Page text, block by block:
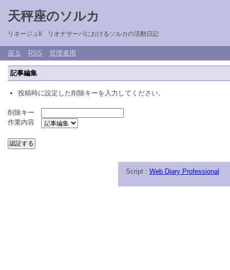
天秤座のソルカ
リネージュII リオナサーバにおけるソルカの活動日記
戻る RSS 管理者用
記事編集
投稿時に設定した削除キーを入力してください。
削除キー
作業内容
Script : Web Diary Professional